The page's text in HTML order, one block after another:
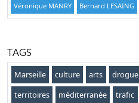
Véronique MANRY
Bernard LESAING
TAGS
Marseille culture arts drogue
territoires
méditerranée trafic